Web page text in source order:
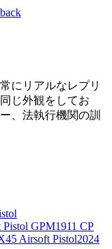
にリアルなレプリ
じ外観をしてお
、法執行機関の訓
GPM1911 CP
Airsoft Pistol2024